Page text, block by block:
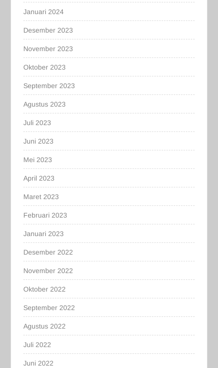
Januari 2024
Desember 2023
November 2023
Oktober 2023
September 2023
Agustus 2023
Juli 2023
Juni 2023
Mei 2023
April 2023
Maret 2023
Februari 2023
Januari 2023
Desember 2022
November 2022
Oktober 2022
September 2022
Agustus 2022
Juli 2022
Juni 2022